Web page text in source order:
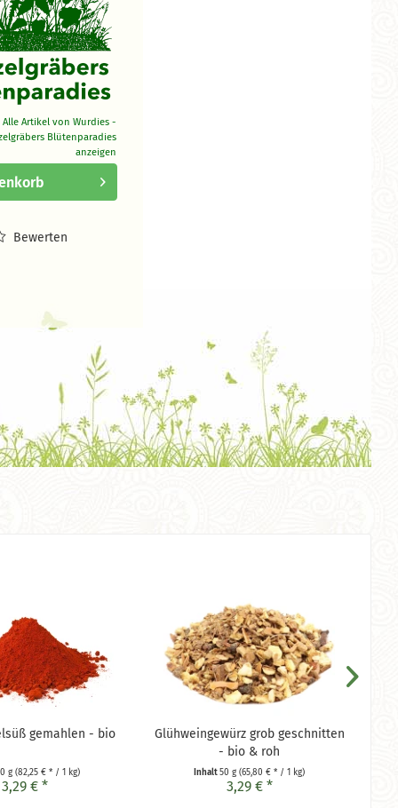
Alle Artikel von Wurdies -
Blütenparadies
anzeigen
Bewerten
gemahlen - bio
g(82,25 € * / 1 kg)
3,29 € *
Glühweingewürz grob geschnitten
- bio & roh
Inhalt50 g(65,80 € * / 1 kg)
3,29 € *